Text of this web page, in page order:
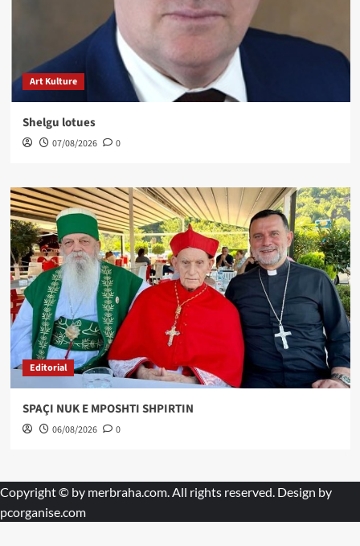
Art Kulture
Shelgu lotues
07/08/2026 0
Editorial
SPAÇI NUK E MPOSHTI SHPIRTIN
06/08/2026 0
Copyright © by merbraha.com. All rights reserved. Design by
pcorganise.com